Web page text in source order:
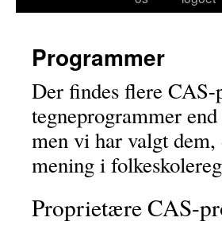
Programmer
Der findes flere
tegneprogrammer
men vi har valgt
mening i
Proprietære CAS-